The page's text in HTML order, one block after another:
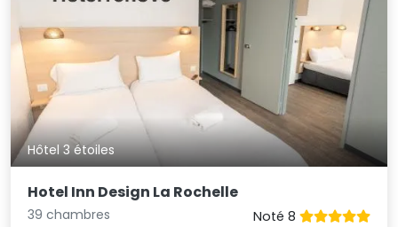
Hôtel 3 étoiles
Hotel Inn Design La Rochelle
39 chambres
Noté 8